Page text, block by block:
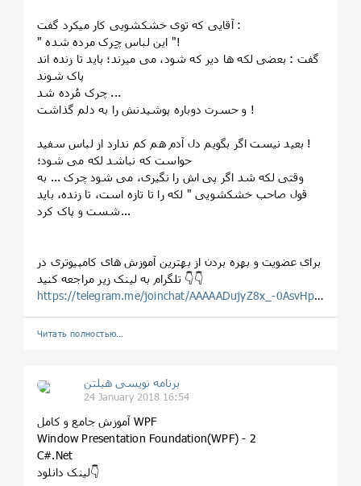
ﺁﻗﺎﯾﯽ ﮐﻪ ﺗﻮﯼ ﺧﺸﮑﺸﻮﯾﯽ ﮐﺎﺭ ﻣﯿﮑﺮﺩ ﮔﻔﺖ :
" ﺍﯾﻦ ﻟﺒﺎﺱ ﭼِﺮﮎ ﻣﺮﺩﻩ ﺷﺪﻩ "!
ﮔﻔﺖ : ﺑﻌﻀﯽ ﻟﮑﻪ ﻫﺎ ﺩﯾﺮ ﮐﻪ ﺷﻮﺩ، ﻣﯽ ﻣﯿﺮﻧﺪ؛ ﺑﺎﯾﺪ ﺗﺎ ﺯﻧﺪﻩ ﺍﻧﺪ
ﭘﺎﮎ ﺷﻮﻧﺪ
ﭼﺮﮎ ﻣُﺮﺩﻩ ﺷﺪ ...
ﻭ ﺣﺴﺮﺕ ﺩﻭﺑﺎﺭﻩ ﭘﻮﺷﯿﺪﻧﺶ ﺭﺍ ﺑﻪ ﺩﻟﻢ ﮔﺬﺍﺷﺖ !
ﺑﻌﯿﺪ ﻧﯿﺴﺖ ﺍﮔﺮ ﺑﮕﻮﯾﻢ ﺩﻝ ﺁﺩﻡ ﻫﻢ ﮐﻢ ﻧﺪﺍﺭﺩ ﺍﺯ ﻟﺒﺎﺱ ﺳﻔﯿﺪ !
ﺣﻮﺍﺳﺖ ﮐﻪ ﻧﺒﺎﺷﺪ ﻟﮑﻪ ﻣﯽ ﺷﻮﺩ؛
ﻭﻗﺘﯽ ﻟﮑﻪ ﺷﺪ ﺍﮔﺮ ﭘﯽ ﺍﺵ ﺭﺍ ﻧﮕﯿﺮﯼ، ﻣﯽ ﺷﻮﺩ ﭼﺮﮎ ... ﺑﻪ
ﻗﻮﻝ ﺻﺎﺣﺐ ﺧﺸﮑﺸﻮﯾﯽ " ﻟﮑﻪ ﺭﺍ ﺗﺎ ﺗﺎﺯﻩ ﺍﺳﺖ، ﺗﺎ ﺯﻧﺪﻩ‌، ﺑﺎﯾﺪ
ﺷﺴﺖ ﻭ ﭘﺎﮎ ﮐﺮﺩ...
برای عضویت و بهره بردن از بهترین آموزش های کامپیوتری در
تلگرام به لینک زیر مراجعه کنید 👇👇
https://telegram.me/joinchat/AAAAADujyZ8x_-0AsvHpag
Читать полностью…
برنامه نویسی هیلتن
24 January 2018 16:54
آموزش جامع و کامل WPF
Window Presentation Foundation(WPF) - 2
C#.Net
لینک دانلود👇